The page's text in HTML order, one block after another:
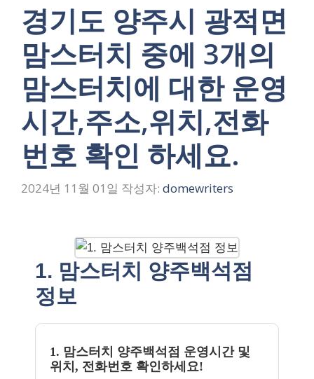
경기도 양주시 광적면
맘스터치 중에 3개의
맘스터치에 대한 운영
시간,주소,위치,전화
번호 확인 하세요.
2024년 11월 01일 작성자: domewriters
1. 맘스터치 양주백석점
정보
1. 맘스터치 양주백석점 운영시간 및
위치, 전화번호 확인하세요!